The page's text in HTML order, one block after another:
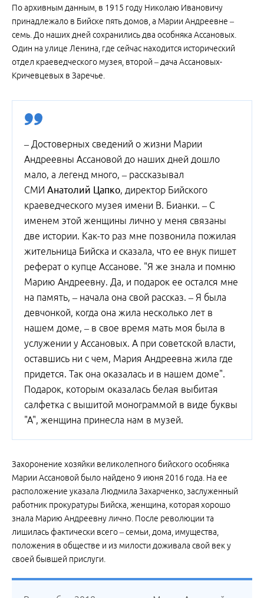
По архивным данным, в 1915 году Николаю Ивановичу
принадлежало в Бийске пять домов, а Марии Андреевне –
семь. До наших дней сохранились два особняка Ассановых.
Один на улице Ленина, где сейчас находится исторический
отдел краеведческого музея, второй – дача Ассановых-
Кричевцевых в Заречье.
– Достоверных сведений о жизни Марии
Андреевны Ассановой до наших дней дошло
мало, а легенд много, – рассказывал
СМИ Анатолий Цапко, директор Бийского
краеведческого музея имени В. Бианки. – С
именем этой женщины лично у меня связаны
две истории. Как-то раз мне позвонила пожилая
жительница Бийска и сказала, что ее внук пишет
реферат о купце Ассанове. "Я же знала и помню
Марию Андреевну. Да, и подарок ее остался мне
на память, – начала она свой рассказ. – Я была
девчонкой, когда она жила несколько лет в
нашем доме, – в свое время мать моя была в
услужении у Ассановых. А при советской власти,
оставшись ни с чем, Мария Андреевна жила где
придется. Так она оказалась и в нашем доме".
Подарок, которым оказалась белая выбитая
салфетка с вышитой монограммой в виде буквы
"А", женщина принесла нам в музей.
Захоронение хозяйки великолепного бийского особняка
Марии Ассановой было найдено 9 июня 2016 года. На ее
расположение указала Людмила Захарченко, заслуженный
работник прокуратуры Бийска, женщина, которая хорошо
знала Марию Андреевну лично. После революции та
лишилась фактически всего – семьи, дома, имущества,
положения в обществе и из милости доживала свой век у
своей бывшей прислуги.